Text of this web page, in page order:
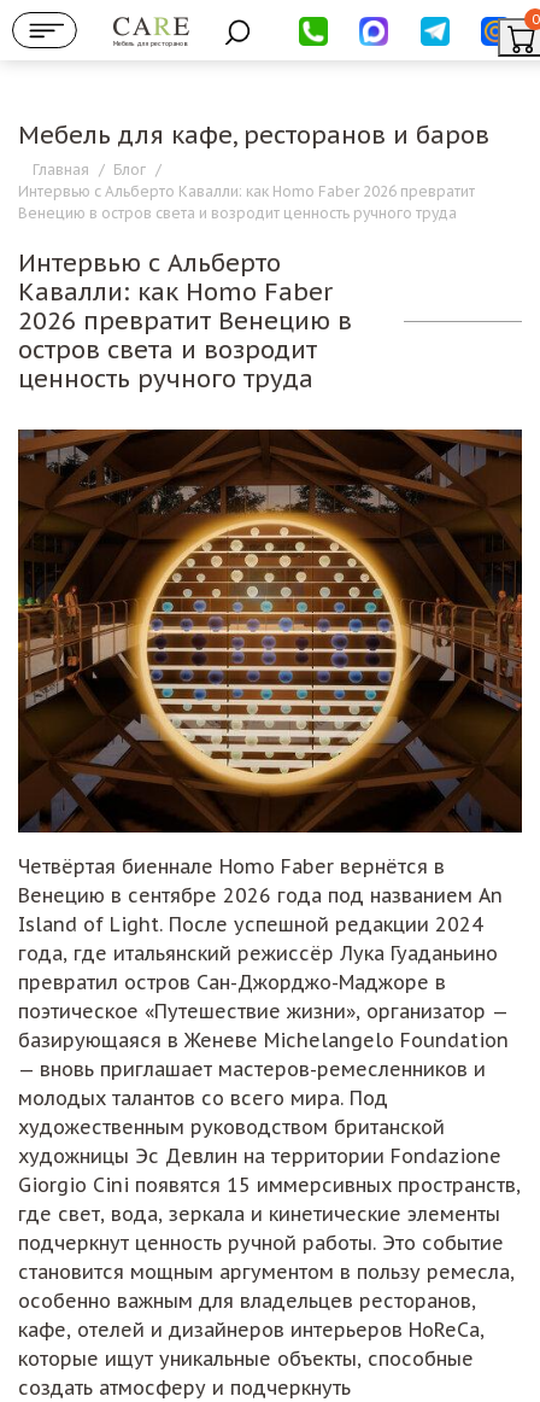
Мебель для ресторанов
0
Мебель для кафе, ресторанов и баров
Главная / Блог /
Интервью с Альберто Кавалли: как Homo Faber 2026 превратит
Венецию в остров света и возродит ценность ручного труда
Интервью с Альберто
Кавалли: как Homo Faber
2026 превратит Венецию в
остров света и возродит
ценность ручного труда
Четвёртая биеннале Homo Faber вернётся в
Венецию в сентябре 2026 года под названием An
Island of Light. После успешной редакции 2024
года, где итальянский режиссёр Лука Гуаданьино
превратил остров Сан-Джорджо-Маджоре в
поэтическое «Путешествие жизни», организатор —
базирующаяся в Женеве Michelangelo Foundation
— вновь приглашает мастеров-ремесленников и
молодых талантов со всего мира. Под
художественным руководством британской
художницы Эс Девлин на территории Fondazione
Giorgio Cini появятся 15 иммерсивных пространств,
где свет, вода, зеркала и кинетические элементы
подчеркнут ценность ручной работы. Это событие
становится мощным аргументом в пользу ремесла,
особенно важным для владельцев ресторанов,
кафе, отелей и дизайнеров интерьеров HoReCa,
которые ищут уникальные объекты, способные
создать атмосферу и подчеркнуть